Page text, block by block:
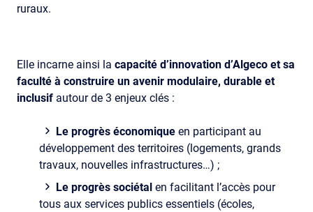
ruraux.
Elle incarne ainsi la capacité d’innovation d’Algeco et sa
faculté à construire un avenir modulaire, durable et
inclusif autour de 3 enjeux clés :
Le progrès économique en participant au
développement des territoires (logements, grands
travaux, nouvelles infrastructures…) ;
Le progrès sociétal en facilitant l’accès pour
tous aux services publics essentiels (écoles,